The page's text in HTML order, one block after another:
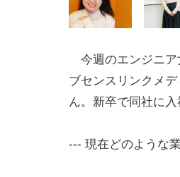
今週のエンジニア
ブセンスリンクメ
ん。新卒で同社に入
--- 現在どのような